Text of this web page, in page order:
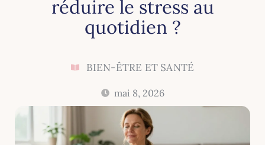
réduire le stress au
quotidien ?
BIEN-ÊTRE ET SANTÉ
mai 8, 2026